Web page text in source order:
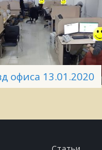
офиса 13.01.2020